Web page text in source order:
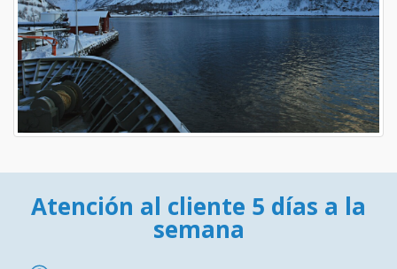
Atención al cliente 5 días a la
semana